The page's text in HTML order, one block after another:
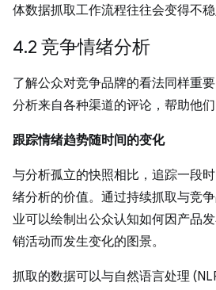
体数据抓取工作流程往往会变得不稳
4.2 竞争情绪分析
了解公众对竞争品牌的看法同样重
分析来自各种渠道的评论，帮助他
跟踪情绪趋势随时间的变化
与分析孤立的快照相比，追踪一段
绪分析的价值。通过持续抓取与竞
业可以绘制出公众认知如何因产品
销活动而发生变化的图景。
抓取的数据可以与自然语言处理